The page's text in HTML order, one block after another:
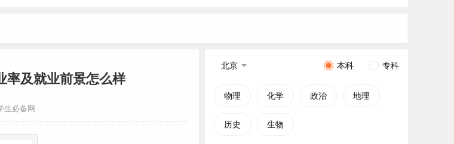
率及就业前景怎么样
必备网
北京 本科 专科
物理 化学 政治 地理
历史 生物